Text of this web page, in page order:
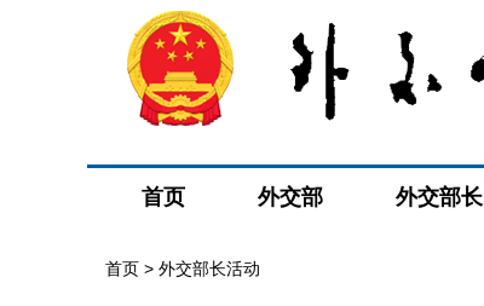
首页 外交部 外交部长
首页 > 外交部长活动